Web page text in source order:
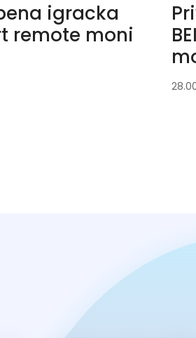
igracka
remote moni